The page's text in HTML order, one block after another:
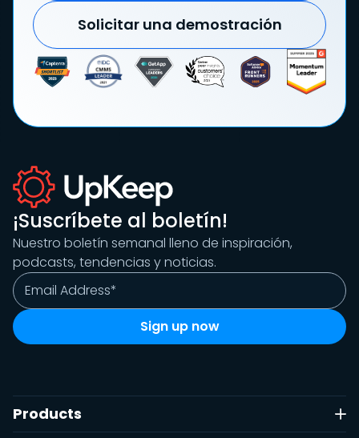
Solicitar una demostración
¡Suscríbete al boletín!
Nuestro boletín semanal lleno de inspiración,
podcasts, tendencias y noticias.
Products